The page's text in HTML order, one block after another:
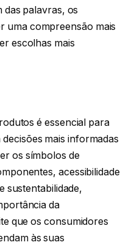
das palavras, os
uma compreensão mais
escolhas mais
é essencial para
mais informadas
os símbolos de
acessibilidade
sustentabilidade,
da
que os consumidores
às suas